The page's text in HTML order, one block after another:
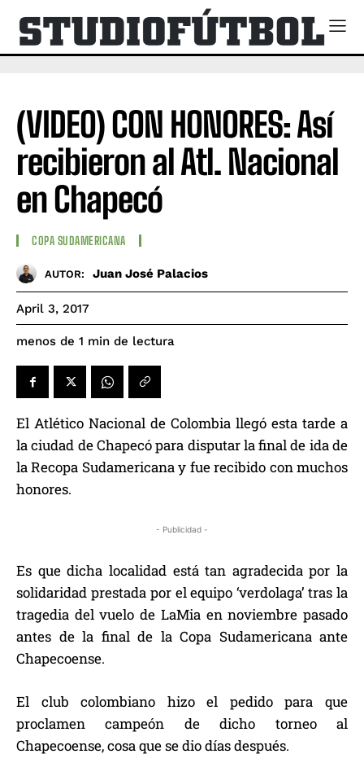
(VIDEO) CON HONORES: Así
recibieron al Atl. Nacional
en Chapecó
COPA SUDAMERICANA
AUTOR: Juan José Palacios
April 3, 2017
menos de 1 min de lectura
El Atlético Nacional de Colombia llegó esta tarde a
la ciudad de Chapecó para disputar la final de ida de
la Recopa Sudamericana y fue recibido con muchos
honores.
- Publicidad -
Es que dicha localidad está tan agradecida por la
solidaridad prestada por el equipo ‘verdolaga’ tras la
tragedia del vuelo de LaMia en noviembre pasado
antes de la final de la Copa Sudamericana ante
Chapecoense.
El club colombiano hizo el pedido para que
proclamen campeón de dicho torneo al
Chapecoense, cosa que se dio días después.